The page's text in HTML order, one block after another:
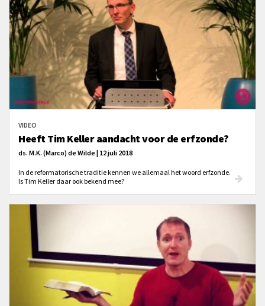
VIDEO
Heeft Tim Keller aandacht voor de erfzonde?
ds. M.K. (Marco) de Wilde | 12 juli 2018
In de reformatorische traditie kennen we allemaal het woord erfzonde.
Is Tim Keller daar ook bekend mee?